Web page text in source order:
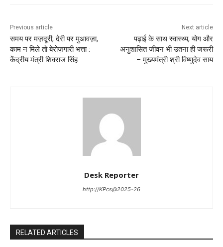
Previous article
समय पर मज़दूरी, देरी पर मुआवज़ा,
काम न मिले तो बेरोज़गारी भत्ता :
केंद्रीय मंत्री शिवराज सिंह
Next article
पढ़ाई के साथ स्वास्थ्य, योग और
अनुशासित जीवन भी उतना ही जरूरी
– मुख्यमंत्री श्री विष्णुदेव साय
Desk Reporter
http://KPcs@2025-26
RELATED ARTICLES